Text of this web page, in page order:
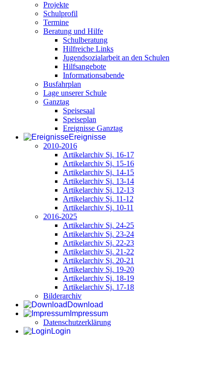
Projekte
Schulprofil
Termine
Beratung und Hilfe
Schulberatung
Hilfreiche Links
Jugendsozialarbeit an den Schulen
Hilfsangebote
Informationsabende
Busfahrplan
Lage unserer Schule
Ganztag
Speisesaal
Speiseplan
Ereignisse Ganztag
Ereignisse
2010-2016
Artikelarchiv Sj. 16-17
Artikelarchiv Sj. 15-16
Artikelarchiv Sj. 14-15
Artikelarchiv Sj. 13-14
Artikelarchiv Sj. 12-13
Artikelarchiv Sj. 11-12
Artikelarchiv Sj. 10-11
2016-2025
Artikelarchiv Sj. 24-25
Artikelarchiv Sj. 23-24
Artikelarchiv Sj. 22-23
Artikelarchiv Sj. 21-22
Artikelarchiv Sj. 20-21
Artikelarchiv Sj. 19-20
Artikelarchiv Sj. 18-19
Artikelarchiv Sj. 17-18
Bilderarchiv
Download
Impressum
Datenschutzerklärung
Login